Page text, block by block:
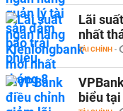
Lãi
nhất
TÀI CHÍNH -
biểu